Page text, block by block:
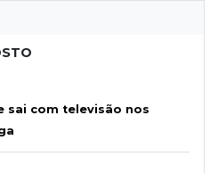
sai com televisão nos